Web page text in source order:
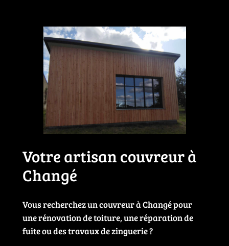
Votre artisan couvreur à
Changé
Vous recherchez un couvreur à Changé pour
une rénovation de toiture, une réparation de
fuite ou des travaux de zinguerie ?